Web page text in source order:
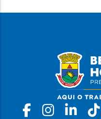
Facebook